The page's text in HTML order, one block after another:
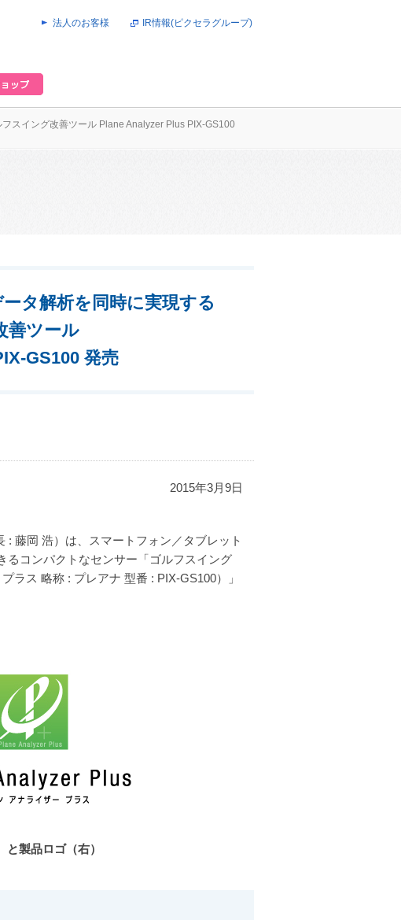
法人のお客様 IR情報(ピクセラグループ)
スイング改善ツール Plane Analyzer Plus PIX-GS100
タ解析を同時に実現する
善ツール
GS100 発売
2015年3月9日
藤岡 浩）は、スマートフォン／タブレット
るコンパクトなセンサー「ゴルフスイング
ラス 略称 : プレアナ 型番 : PIX-GS100）」
製品ロゴ（右）